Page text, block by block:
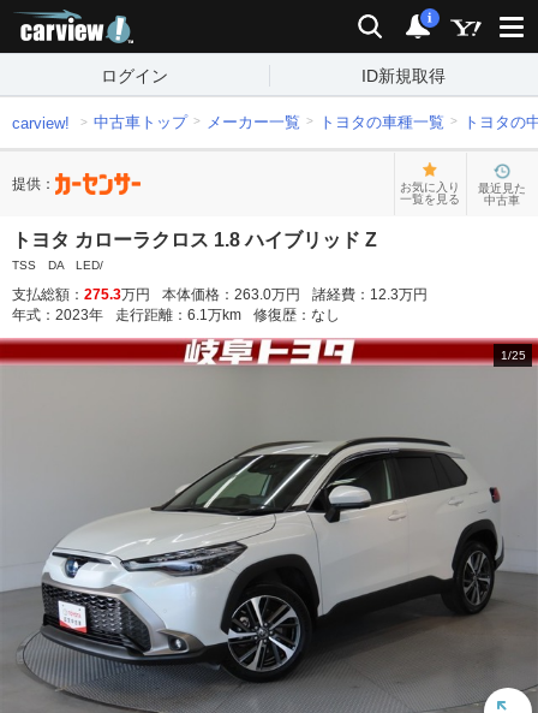
検索 通知
i
ログイン ID新規取得
carview! 中古車トップ メーカー一覧 トヨタの車種一覧 トヨタの
提供：
お気に入り
一覧を見る
最近見た
中古車
トヨタ カローラクロス 1.8 ハイブリッド Z
TSS DA LED/
支払総額： 275.3万円 本体価格： 263.0万円 諸経費： 12.3万円
年式： 2023年 走行距離： 6.1万km 修復歴： なし
1/25